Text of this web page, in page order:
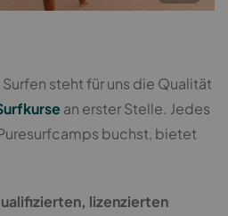
steht für uns die Qualität
an erster Stelle. Jedes
buchst, bietet
lizenzierten